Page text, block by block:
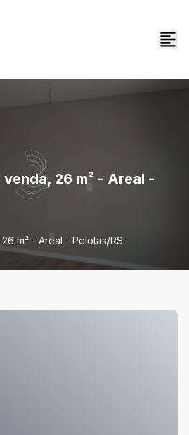
26 m² - Areal -
m² - Areal - Pelotas/RS